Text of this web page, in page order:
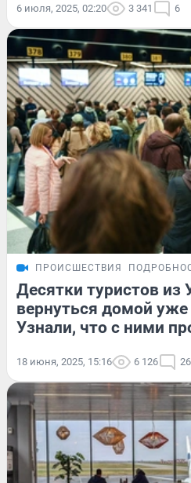
6 июля, 2025, 02:20 3 341 6
ПРОИСШЕСТВИЯ
Десятки туристов из
вернуться домой
Узнали, что с ними
18 июня, 2025, 15:16 6 126 26